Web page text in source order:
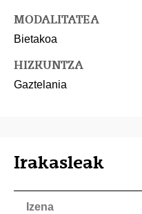
MODALITATEA
Bietakoa
HIZKUNTZA
Gaztelania
Irakasleak
Izena